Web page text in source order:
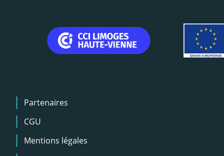
Menu
Pied
de
page
Partenaires
CGU
Mentions légales